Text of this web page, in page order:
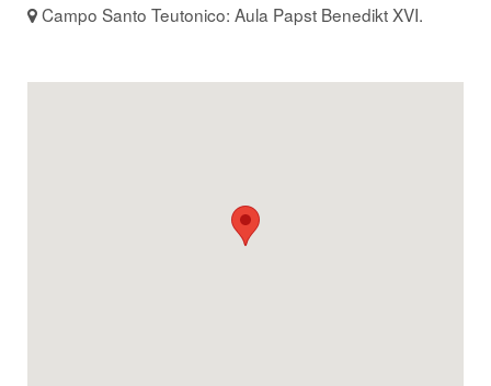
Campo Santo Teutonico: Aula Papst Benedikt XVI.